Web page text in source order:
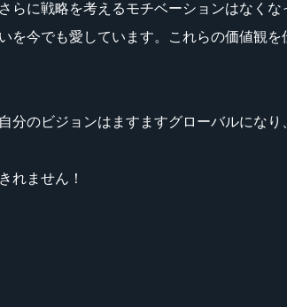
に戦略を考えるモチベーションはなく
今でも愛しています。これらの価値観
のビジョンはますますグローバルになり
れません！